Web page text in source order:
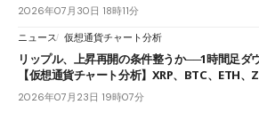
2026年07月30日 18時11分
ニュース 仮想通貨チャート分析
リップル、上昇再開の条件整うか──1時間足ダ
【仮想通貨チャート分析】XRP、BTC、ETH、
2026年07月23日 19時07分